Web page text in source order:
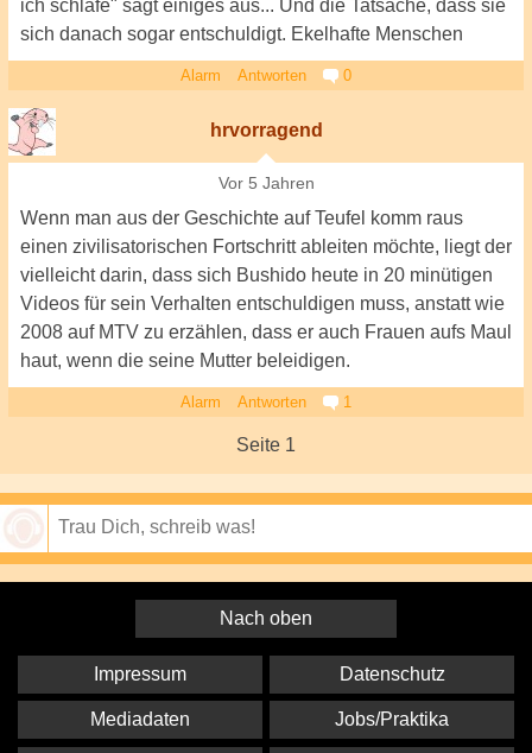
ich schlafe" sagt einiges aus... Und die Tatsache, dass sie
sich danach sogar entschuldigt. Ekelhafte Menschen
Alarm Antworten 0
hrvorragend
Vor 5 Jahren
Wenn man aus der Geschichte auf Teufel komm raus
einen zivilisatorischen Fortschritt ableiten möchte, liegt der
vielleicht darin, dass sich Bushido heute in 20 minütigen
Videos für sein Verhalten entschuldigen muss, anstatt wie
2008 auf MTV zu erzählen, dass er auch Frauen aufs Maul
haut, wenn die seine Mutter beleidigen.
Alarm Antworten 1
Seite 1
Nach oben
Impressum Datenschutz
Mediadaten Jobs/Praktika